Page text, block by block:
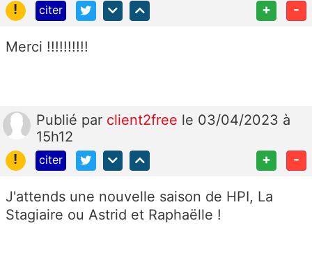
!
citer + -
Merci !!!!!!!!!!
Publié par client2free le 03/04/2023 à
15h12
!
citer + -
J'attends une nouvelle saison de HPI, La
Stagiaire ou Astrid et Raphaëlle !